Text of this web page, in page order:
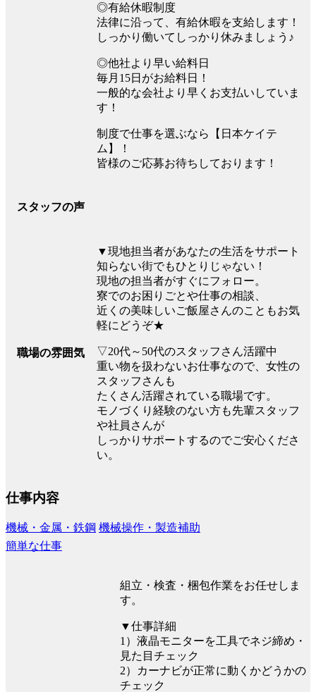
◎有給休暇制度
法律に沿って、有給休暇を支給します！
しっかり働いてしっかり休みましょう♪
◎他社より早い給料日
毎月15日がお給料日！
一般的な会社より早くお支払いしていま
す！
制度で仕事を選ぶなら【日本ケイテ
ム】！
皆様のご応募お待ちしております！
スタッフの声
職場の雰囲気
▼現地担当者があなたの生活をサポート
知らない街でもひとりじゃない！
現地の担当者がすぐにフォロー。
寮でのお困りごとや仕事の相談、
近くの美味しいご飯屋さんのこともお気
軽にどうぞ★
▽20代～50代のスタッフさん活躍中
重い物を扱わないお仕事なので、女性の
スタッフさんも
たくさん活躍されている職場です。
モノづくり経験のない方も先輩スタッフ
や社員さんが
しっかりサポートするのでご安心くださ
い。
仕事内容
機械・金属・鉄鋼 機械操作・製造補助
簡単な仕事
組立・検査・梱包作業をお任せしま
す。
▼仕事詳細
1）液晶モニターを工具でネジ締め・
見た目チェック
2）カーナビが正常に動くかどうかの
チェック